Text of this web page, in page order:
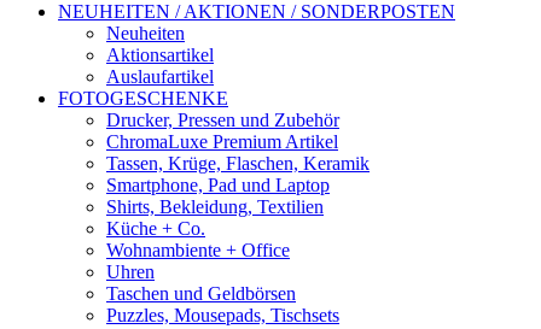
NEUHEITEN / AKTIONEN / SONDERPOSTEN
Neuheiten
Aktionsartikel
Auslaufartikel
FOTOGESCHENKE
Drucker, Pressen und Zubehör
ChromaLuxe Premium Artikel
Tassen, Krüge, Flaschen, Keramik
Smartphone, Pad und Laptop
Shirts, Bekleidung, Textilien
Küche + Co.
Wohnambiente + Office
Uhren
Taschen und Geldbörsen
Puzzles, Mousepads, Tischsets